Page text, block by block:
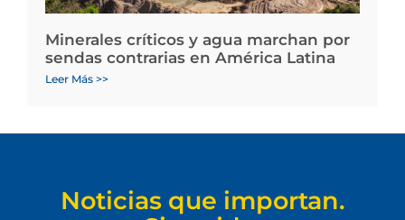
Minerales críticos y agua marchan por
sendas contrarias en América Latina
Leer Más >>
Noticias que importan.